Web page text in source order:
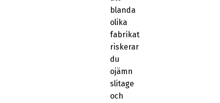
blanda
olika
fabrikat
riskerar
du
ojämn
slitage
och